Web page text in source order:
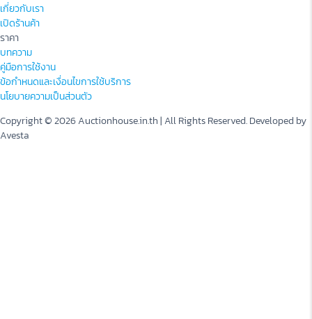
เกี่ยวกับเรา
เปิดร้านค้า
ราคา
บทความ
คู่มือการใช้งาน
ข้อกำหนดและเงื่อนไขการใช้บริการ
นโยบายความเป็นส่วนตัว
Copyright © 2026 Auctionhouse.in.th | All Rights Reserved. Developed by
Avesta